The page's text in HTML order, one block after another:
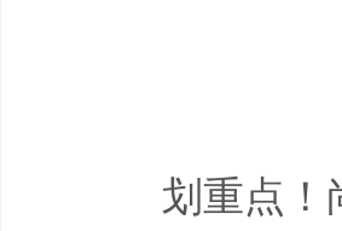
划重点！